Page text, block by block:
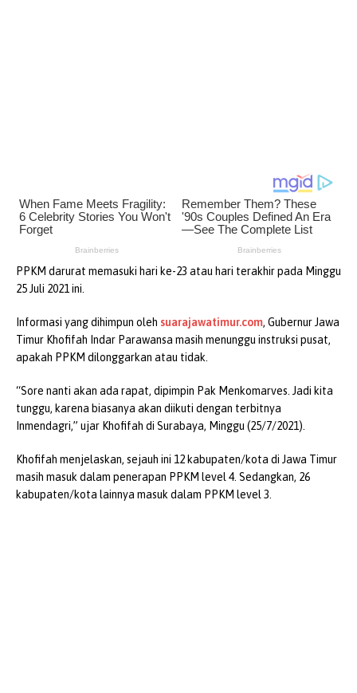
PPKM darurat memasuki hari ke-23 atau hari terakhir pada Minggu
25 Juli 2021 ini.
Informasi yang dihimpun oleh suarajawatimur.com, Gubernur Jawa
Timur Khofifah Indar Parawansa masih menunggu instruksi pusat,
apakah PPKM dilonggarkan atau tidak.
“Sore nanti akan ada rapat, dipimpin Pak Menkomarves. Jadi kita
tunggu, karena biasanya akan diikuti dengan terbitnya
Inmendagri,” ujar Khofifah di Surabaya, Minggu (25/7/2021).
Khofifah menjelaskan, sejauh ini 12 kabupaten/kota di Jawa Timur
masih masuk dalam penerapan PPKM level 4. Sedangkan, 26
kabupaten/kota lainnya masuk dalam PPKM level 3.